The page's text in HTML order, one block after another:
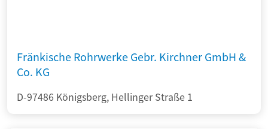
Fränkische Rohrwerke Gebr. Kirchner GmbH &
Co. KG
D-97486 Königsberg, Hellinger Straße 1